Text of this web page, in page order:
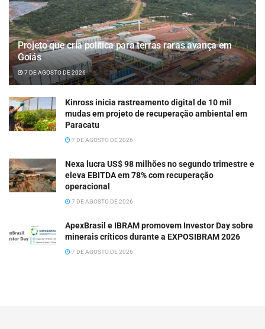
Projeto que cria política para terras raras avança em
Goiás
7 DE AGOSTO DE 2026
Kinross inicia rastreamento digital de 10 mil
mudas em projeto de recuperação ambiental em
Paracatu
7 DE AGOSTO DE 2026
Nexa lucra US$ 98 milhões no segundo trimestre e
eleva EBITDA em 78% com recuperação
operacional
7 DE AGOSTO DE 2026
ApexBrasil e IBRAM promovem Investor Day sobre
minerais críticos durante a EXPOSIBRAM 2026
7 DE AGOSTO DE 2026